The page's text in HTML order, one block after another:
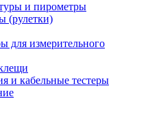
и пирометры
(рулетки)
для измерительного
и кабельные тестеры